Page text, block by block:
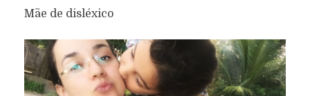
Mãe de disléxico